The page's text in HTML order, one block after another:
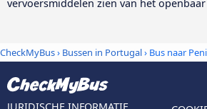
vervoersmiddelen zien van het openbaar
CheckMyBus› Bussen in Portugal› Bus naar